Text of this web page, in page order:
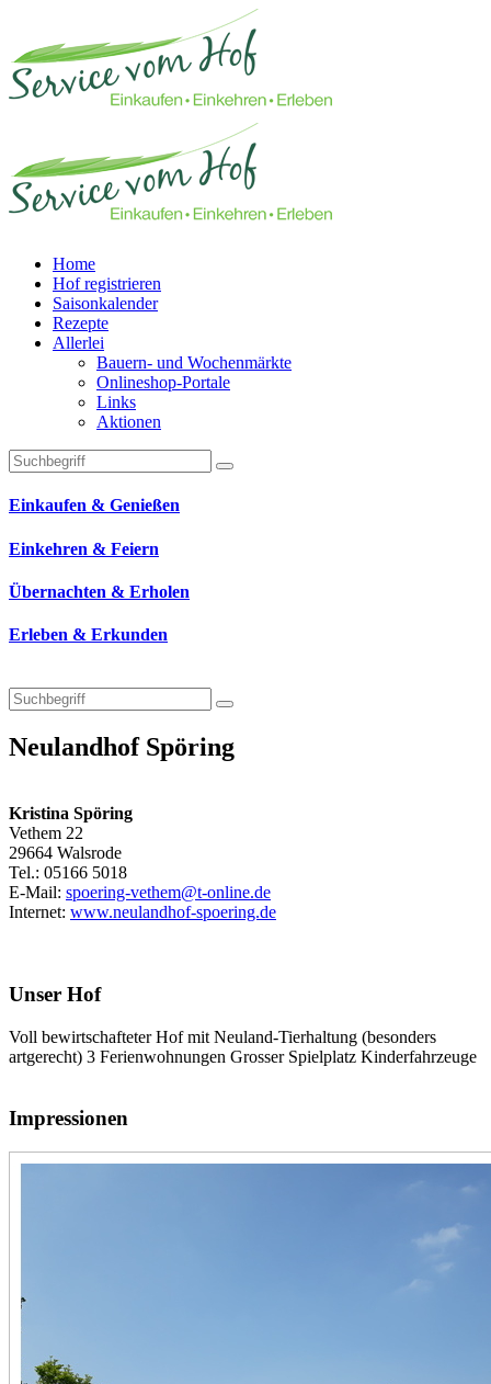
Home
Hof registrieren
Saisonkalender
Rezepte
Allerlei
Bauern- und Wochenmärkte
Onlineshop-Portale
Links
Aktionen
Technisches Feld: Suchfeld
Technisches Feld: Suchbutton
Suche absenden
Einkaufen & Genießen
Einkehren & Feiern
Übernachten & Erholen
Erleben & Erkunden
Neulandhof Spöring
Kristina Spöring
Vethem 22
29664 Walsrode
Tel.: 05166 5018
E-Mail: spoering-vethem@t-online.de
Internet: www.neulandhof-spoering.de
Unser Hof
Voll bewirtschafteter Hof mit Neuland-Tierhaltung (besonders
artgerecht) 3 Ferienwohnungen Grosser Spielplatz Kinderfahrzeuge
Impressionen